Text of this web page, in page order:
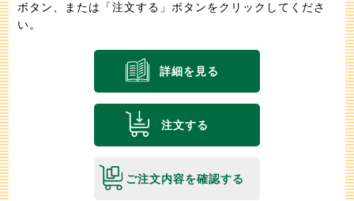
ボタン、または「注文する」ボタンをクリックしてくださ
い。
詳細を見る
注文する
ご注文内容を確認する